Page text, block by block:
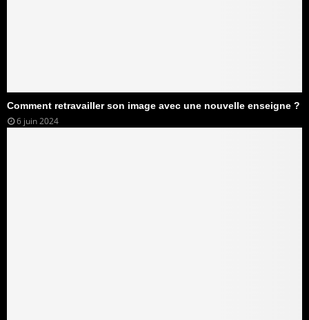
Comment retravailler son image avec une nouvelle enseigne ?
6 juin 2024